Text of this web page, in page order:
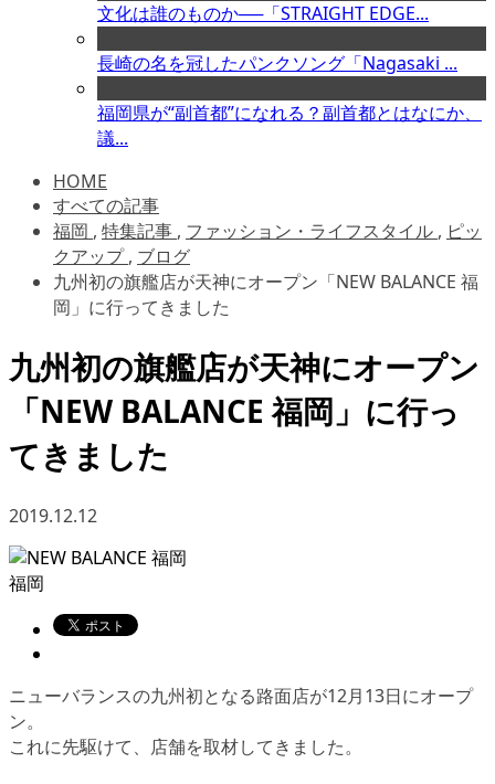
文化は誰のものか──「STRAIGHT EDGE...
長崎の名を冠したパンクソング「Nagasaki ...
福岡県が“副首都”になれる？副首都とはなにか、
議...
HOME
すべての記事
福岡 , 特集記事 , ファッション・ライフスタイル , ピッ
クアップ , ブログ
九州初の旗艦店が天神にオープン「NEW BALANCE 福
岡」に行ってきました
九州初の旗艦店が天神にオープン
「NEW BALANCE 福岡」に行っ
てきました
2019.12.12
福岡
ニューバランスの九州初となる路面店が12月13日にオープ
ン。
これに先駆けて、店舗を取材してきました。